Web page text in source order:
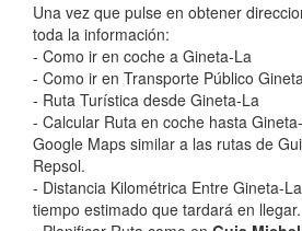
Una vez que pulse en obtener
toda la información:
- Como ir en coche a Gineta-La
- Como ir en Transporte Público
- Ruta Turística desde Gineta-La
- Calcular Ruta en coche hasta
Google Maps similar a las rutas de
Repsol.
- Distancia Kilométrica Entre Gineta-
tiempo estimado que tardará en llegar.